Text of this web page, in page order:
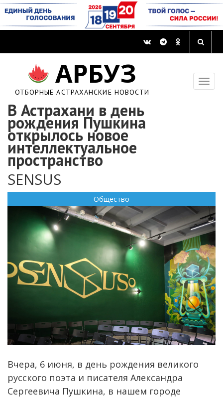
АРБУЗ
ОТБОРНЫЕ АСТРАХАНСКИЕ НОВОСТИ
В Астрахани в день
рождения Пушкина
открылось новое
интеллектуальное
пространство
SENSUS
Общество
Вчера, 6 июня, в день рождения великого
русского поэта и писателя Александра
Сергеевича Пушкина, в нашем городе